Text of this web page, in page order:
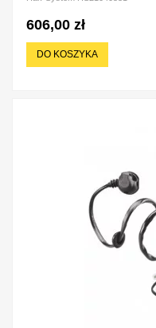
606,00 zł
DO KOSZYKA